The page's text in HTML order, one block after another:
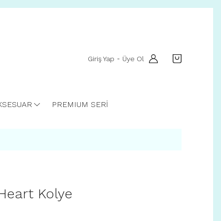
Giriş Yap - Üye Ol
PREMIUM SERİ
Kolye